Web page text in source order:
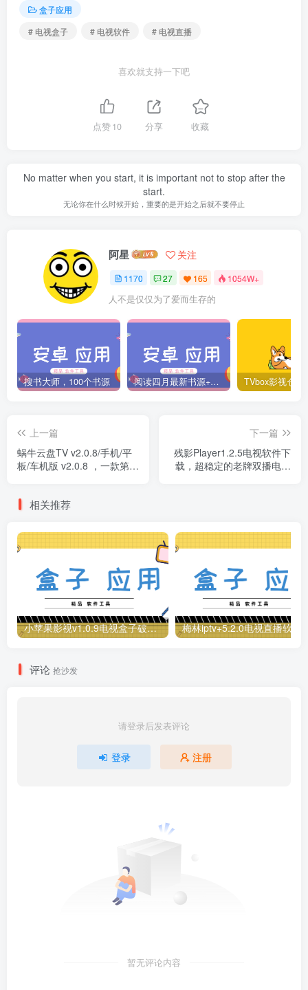
盒子应用
# 电视盒子
# 电视软件 # 电视直播
喜欢就支持一下吧
点赞10 分享 收藏
No matter when you start, it is important not to stop after the
start.
无论你在什么时候开始，重要的是开始之后就不要停止
阿星 关注
1170 27 165 1054W+
人不是仅仅为了爱而生存的
搜书大师，100个书源 阅读四月最新书源+阅读TTS语音引擎安装教程
上一篇
蜗牛云盘TV v2.0.8/手机/平
板/车机版 v2.0.8 ，一款第三
下一篇
残影Player1.2.5电视软件下
载，超稳定的老牌双播电视
相关推荐
小苹果影视v1.0.9电视盒子破解版下载，继续免费白嫖直播和点播！
评论 抢沙发
请登录后发表评论
登录 注册
暂无评论内容